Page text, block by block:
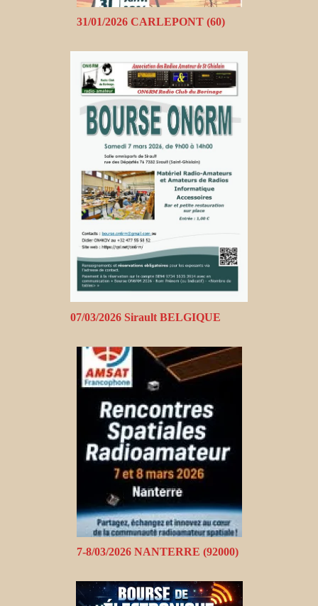
31/01/2026 CARLEPONT (60)
07/03/2026 Sirault BELGIQUE
7-8/03/2026 NANTERRE (92000)